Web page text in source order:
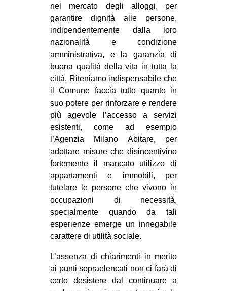
nel mercato degli alloggi, per
garantire dignità alle persone,
indipendentemente dalla loro
nazionalità e condizione
amministrativa, e la garanzia di
buona qualità della vita in tutta la
città. Riteniamo indispensabile che
il Comune faccia tutto quanto in
suo potere per rinforzare e rendere
più agevole l’accesso a servizi
esistenti, come ad esempio
l’Agenzia Milano Abitare, per
adottare misure che disincentivino
fortemente il mancato utilizzo di
appartamenti e immobili, per
tutelare le persone che vivono in
occupazioni di necessità,
specialmente quando da tali
esperienze emerge un innegabile
carattere di utilità sociale.
L’assenza di chiarimenti in merito
ai punti sopraelencati non ci farà di
certo desistere dal continuare a